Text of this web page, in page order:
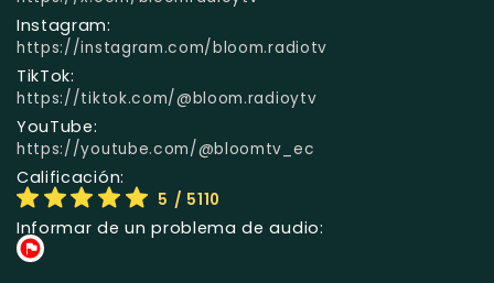
Instagram:
https://instagram.com/bloom.radiotv
TikTok:
https://tiktok.com/@bloom.radioytv
YouTube:
https://youtube.com/@bloomtv_ec
Calificación:
5 / 5110
Informar de un problema de audio: